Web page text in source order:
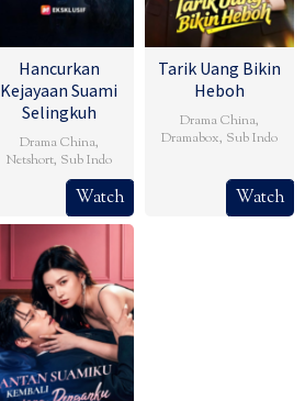
Hancurkan
Kejayaan Suami
Selingkuh
Drama China,
Netshort, Sub Indo
Watch
Tarik Uang Bikin
Heboh
Drama China,
Dramabox, Sub Indo
Watch